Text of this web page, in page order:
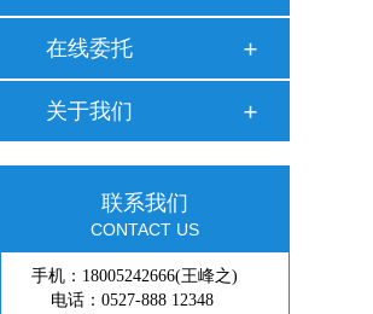
在线委托
关于我们
联系我们
CONTACT US
手机：18005242666(王峰之)
电话：0527-888 12348